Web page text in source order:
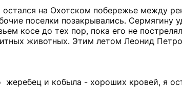
на Охотском побережье между
поселки позакрывались. Сермягину
косе до тех пор, пока его не
животных. Этим летом Леонид
и кобыла - хороших кровей, я